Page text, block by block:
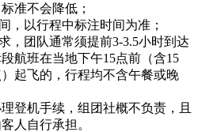
准不会降低；
，以行程中标注时间为准；
，团队通常须提前3-3.5小时到达
航班在当地下午15点前（含15
起飞的，行程均不含午餐或晚
登机手续，组团社概不负责，且
人自行承担。